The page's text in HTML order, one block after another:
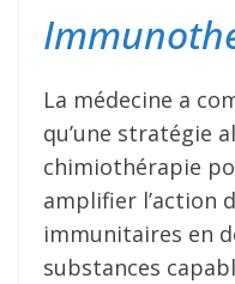
La médecine a
qu’une stratégie
chimiothérapie
amplifier l’action
immunitaires en
substances